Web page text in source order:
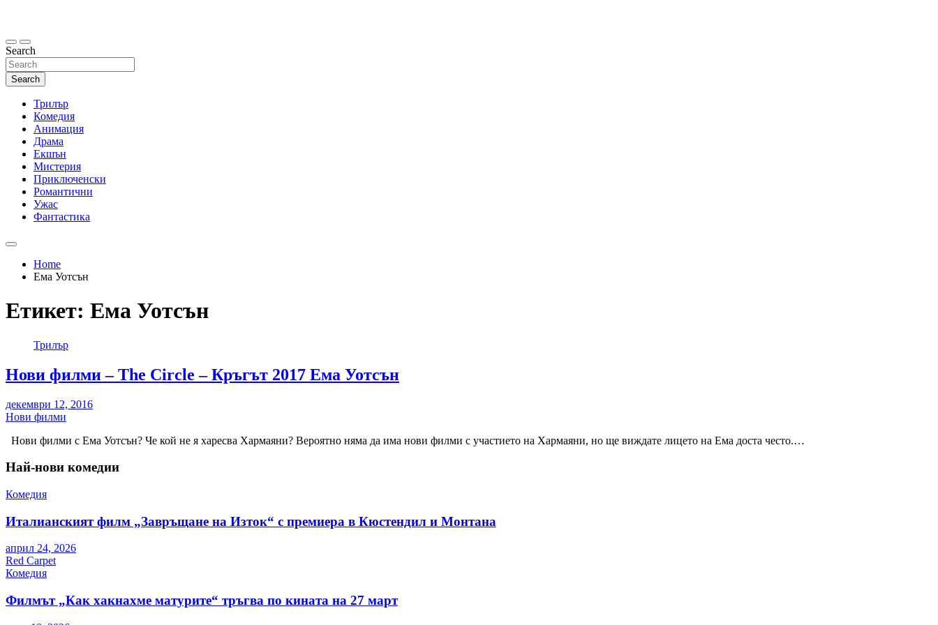
Search
Search
Трилър
Комедия
Анимация
Драма
Екшън
Мистерия
Приключенски
Романтични
Ужас
Фантастика
Home
Ема Уотсън
Етикет: Ема Уотсън
Трилър
Нови филми – The Circle – Кръгът 2017 Ема Уотсън
декември 12, 2016
Нови филми
Нови филми с Ема Уотсън? Че кой не я харесва Хармаяни? Вероятно няма да има нови филми с участието на Хармаяни, но ще виждате лицето на Ема доста често.…
Най-нови комедии
Комедия
Италианският филм „Завръщане на Изток“ с премиера в Кюстендил и Монтана
април 24, 2026
Red Carpet
Комедия
Филмът „Как хакнахме матурите“ тръгва по кината на 27 март